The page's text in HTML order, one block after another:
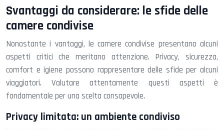
Svantaggi da considerare: le sfide delle
camere condivise
Nonostante i vantaggi, le camere condivise presentano alcuni
aspetti critici che meritano attenzione. Privacy, sicurezza,
comfort e igiene possono rappresentare delle sfide per alcuni
viaggiatori. Valutare attentamente questi aspetti è
fondamentale per una scelta consapevole.
Privacy limitata: un ambiente condiviso